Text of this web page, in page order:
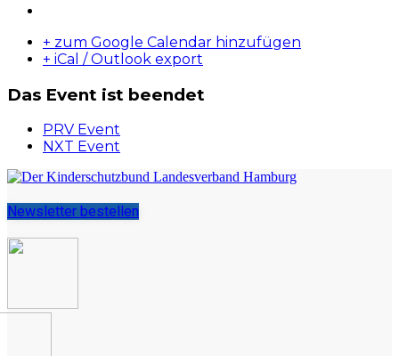
+ zum Google Calendar hinzufügen
+ iCal / Outlook export
Das Event ist beendet
PRV Event
NXT Event
Newsletter bestellen